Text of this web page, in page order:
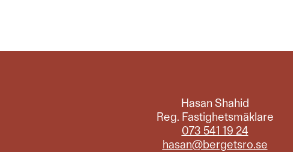
Hasan Shahid
Reg. Fastighetsmäklare
073 541 19 24
hasan@bergetsro.se